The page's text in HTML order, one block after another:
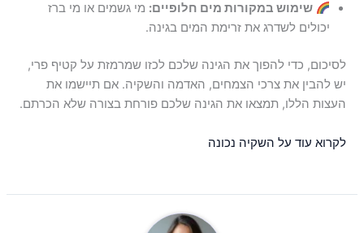
שימוש במקורות מים חלופיים: מי גשמים או מי ברז
יכולים לשדרג את זרימת המים בגינה.
לסיכום, כדי להפוך את הגינה שלכם לכזו שמרמזת על קטיף פרי,
יש להבין את צרכי הצמחים, האדמה והשקיה. אם תיישמו את
העצות הללו, תמצאו את הגינה שלכם פורחת בצורה שלא הכרתם.
לקרוא עוד על השקיה נכונה